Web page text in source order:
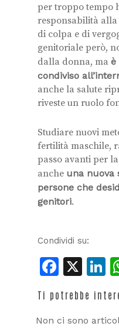
per troppo tempo
responsabilità
di colpa e di
genitoriale però,
dalla donna, ma è
condiviso
anche la salute
riveste un ruolo
Studiare nuovi
fertilità maschile,
passo avanti per
anche una nuova
persone che
genitori.
Condividi su:
X
Ti potrebbe
Non ci sono